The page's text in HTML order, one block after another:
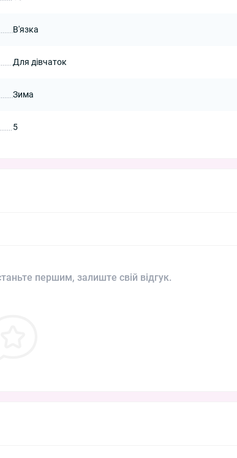
В'язка
Для дівчаток
Зима
5
першим, залиште свій відгук.